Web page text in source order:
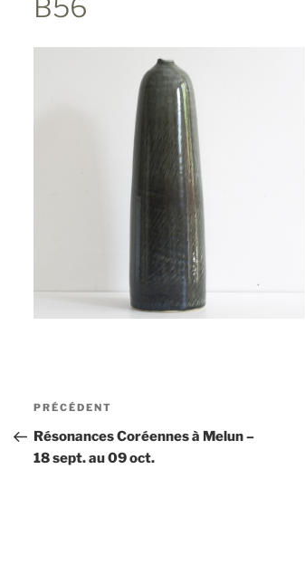
B56
Navigation
de
l’article
Article
précédent
PRÉCÉDENT
Résonances Coréennes à Melun –
18 sept. au 09 oct.